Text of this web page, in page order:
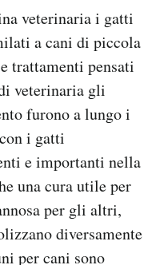
veterinaria i gatti
a cani di piccola
trattamenti pensati
veterinaria gli
furono a lungo i
i gatti
e importanti nella
una cura utile per
per gli altri,
diversamente
per cani sono